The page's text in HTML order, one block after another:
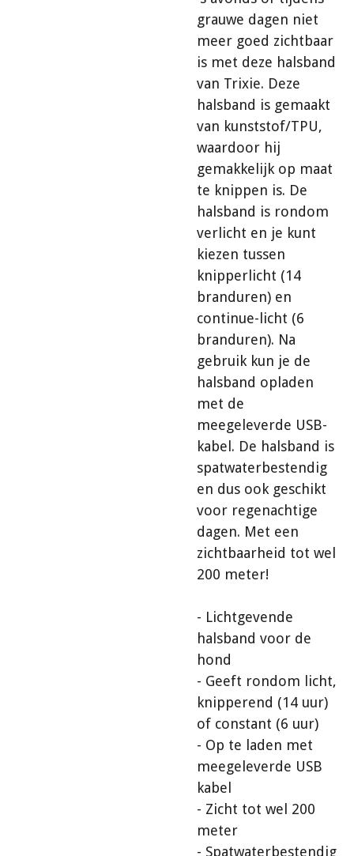
grauwe dagen niet
meer goed zichtbaar
is met deze halsband
van Trixie. Deze
halsband is gemaakt
van kunststof/TPU,
waardoor hij
gemakkelijk op maat
te knippen is. De
halsband is rondom
verlicht en je kunt
kiezen tussen
knipperlicht (14
branduren) en
continue-licht (6
branduren). Na
gebruik kun je de
halsband opladen
met de
meegeleverde USB-
kabel. De halsband is
spatwaterbestendig
en dus ook geschikt
voor regenachtige
dagen. Met een
zichtbaarheid tot wel
200 meter!
- Lichtgevende
halsband voor de
hond
- Geeft rondom licht,
knipperend (14 uur)
of constant (6 uur)
- Op te laden met
meegeleverde USB
kabel
- Zicht tot wel 200
meter
- Spatwaterbestendig